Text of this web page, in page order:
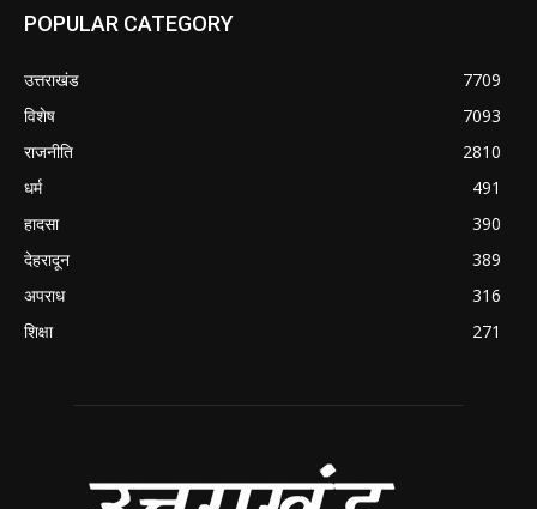
POPULAR CATEGORY
उत्तराखंड
7709
विशेष
7093
राजनीति
2810
धर्म
491
हादसा
390
देहरादून
389
अपराध
316
शिक्षा
271